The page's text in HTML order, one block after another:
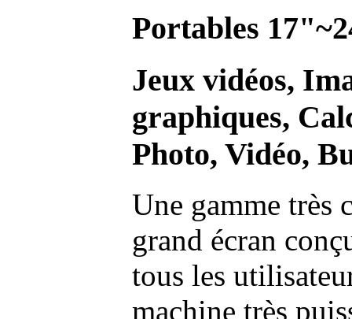
Portables
Jeux vidéos,
graphiques,
Photo, Vidéo,
Une gamme très
grand écran
tous les
machine très